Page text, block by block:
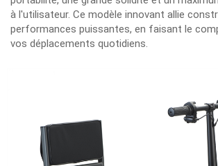
à l'utilisateur. Ce modèle innovant allie
performances puissantes, en faisant le
vos déplacements quotidiens.